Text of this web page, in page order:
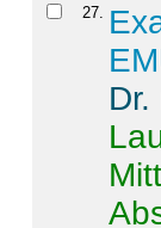
27.